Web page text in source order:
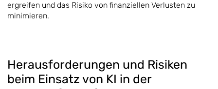
ergreifen und das Risiko von finanziellen Verlusten zu
minimieren.
Herausforderungen und Risiken
beim Einsatz von KI in der